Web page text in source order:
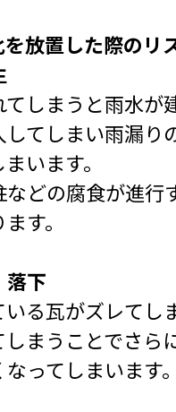
放置した際のリ
しまうと雨水が
てしまい雨漏り
います。
などの腐食が進行
す。
落下
る瓦がズレてし
まうことでさら
ってしまいます。